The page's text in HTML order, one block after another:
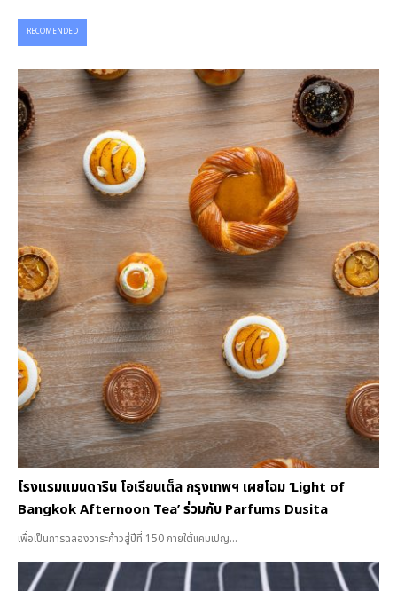
RECOMENDED
โรงแรมแมนดาริน โอเรียนเต็ล กรุงเทพฯ เผยโฉม ‘Light of
Bangkok Afternoon Tea’ ร่วมกับ Parfums Dusita
เพื่อเป็นการฉลองวาระก้าวสู่ปีที่ 150 ภายใต้แคมเปญ...